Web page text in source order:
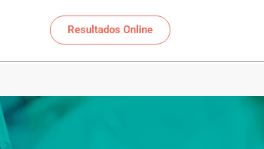
Resultados Online